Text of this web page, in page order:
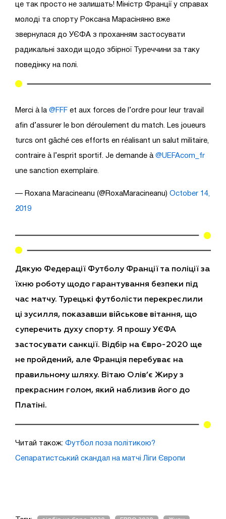
це так просто не залишать! Міністр Франції у справах
молоді та спорту Роксана Марасіняню вже
звернулася до УЄФА з проханням застосувати
радикальні заходи щодо збірної Туреччини за таку
поведінку на полі.
Merci à la @FFF et aux forces de l’ordre pour leur travail
afin d’assurer le bon déroulement du match. Les joueurs
turcs ont gâché ces efforts en réalisant un salut militaire,
contraire à l’esprit sportif. Je demande à @UEFAcom_fr
une sanction exemplaire.
— Roxana Maracineanu (@RoxaMaracineanu) October 14,
2019
Дякую Федерації Футболу Франції та поліції за
їхню роботу щодо гарантування безпеки під
час матчу. Турецькі футболісти перекреслили
ці зусилля, показавши військове вітання, що
суперечить духу спорту. Я прошу УЄФА
застосувати санкції. Відбір на Євро-2020 ще
не пройдений, але Франція перебуває на
правильному шляху. Вітаю Олів’є Жиру з
прекрасним голом, який наблизив його до
Платіні.
Читай також: Футбол поза політикою?
Сепаратистський скандал на матчі Ліги Європи